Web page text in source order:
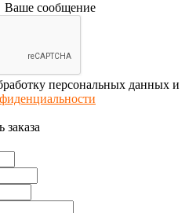
Ваше сообщение
персональных данных и
заказа